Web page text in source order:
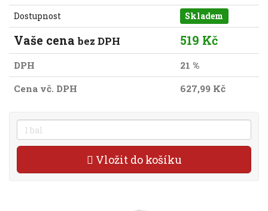
Dostupnost Skladem
Vaše cena bez DPH 519 Kč
DPH
21 %
Cena vč. DPH
627,99 Kč
Vložit do košíku